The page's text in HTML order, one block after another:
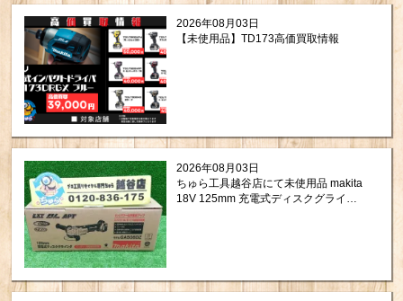
2026年08月03日
【未使用品】TD173高価買取情報
2026年08月03日
ちゅら工具越谷店にて未使用品 makita
18V 125mm 充電式ディスクグライン